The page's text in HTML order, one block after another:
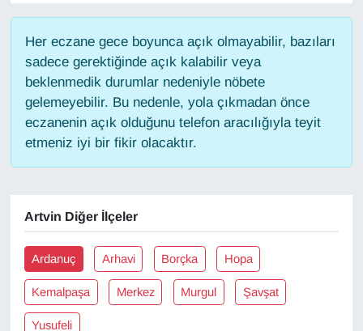
Her eczane gece boyunca açık olmayabilir, bazıları
sadece gerektiğinde açık kalabilir veya
beklenmedik durumlar nedeniyle nöbete
gelemeyebilir. Bu nedenle, yola çıkmadan önce
eczanenin açık olduğunu telefon aracılığıyla teyit
etmeniz iyi bir fikir olacaktır.
Artvin Diğer İlçeler
Ardanuç Arhavi Borçka Hopa
Kemalpaşa Merkez Murgul Şavşat
Yusufeli
Haber
HABERDE İNSAN
Kim Kimdir?
Kültür & Sanat